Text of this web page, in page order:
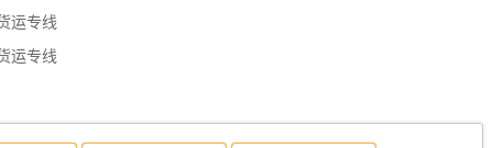
运专线
运专线